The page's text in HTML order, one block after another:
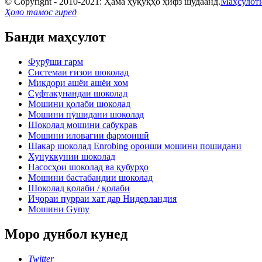
Ҳоло тамос гиред
Банди маҳсулот
Фурӯши гарм
Системаи ғизои шоколад
Микдори ашёи ашёи хом
Суфтакунандаи шоколад
Мошини қолаби шоколад
Мошини пӯшидани шоколад
Шоколад мошини сабукрав
Мошини иловагии фармоишӣ
Шакар шоколад Enrobing ороиши мошини пошидани
Хунуккунии шоколад
Насосҳои шоколад ва қубурҳо
Мошини бастабандии шоколад
Шоколад қолаби / қолаби
Иҷораи пурраи хат дар Нидерландия
Мошини Gymy
Моро дунбол кунед
Twitter